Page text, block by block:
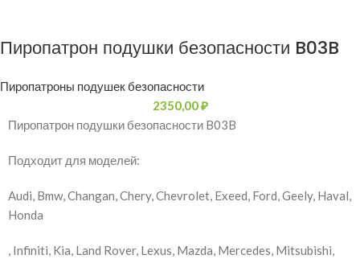
Пиропатрон подушки безопасности B03B
Пиропатроны подушек безопасности
2350,00₽
Пиропатрон подушки безопасности B03B
Подходит для моделей:
Audi, Bmw, Changan, Chery, Chevrolet, Exeed, Ford, Geely, Haval,
Honda
, Infiniti, Kia, Land Rover, Lexus, Mazda, Mercedes, Mitsubishi,